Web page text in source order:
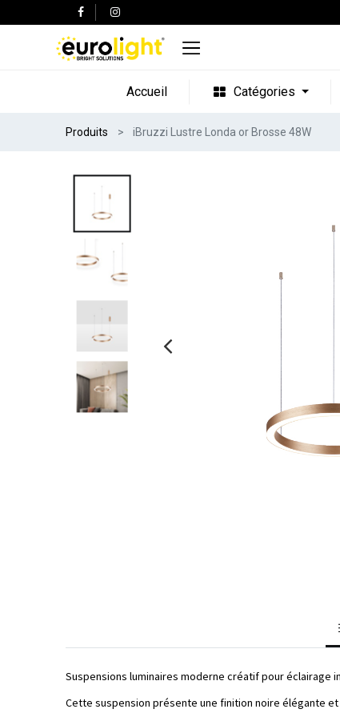
Accueil Catégories
Produits iBruzzi Lustre Londa or Brosse 48W
Suspensions luminaires moderne créatif pour éclairage
Cette suspension présente une finition noire élégante